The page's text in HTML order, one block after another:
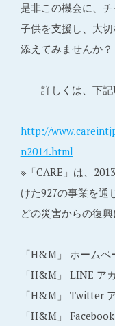
是非この機会に、
子供を支援し、大
添えてみませんか？
詳しくは、下記
http://
n2014.html
※「CARE」は、
けた927の事業を通
どの災害からの復興
「H&M」 ホームペ
「H&M」 LINE ア
「H&M」 Twitter
「H&M」